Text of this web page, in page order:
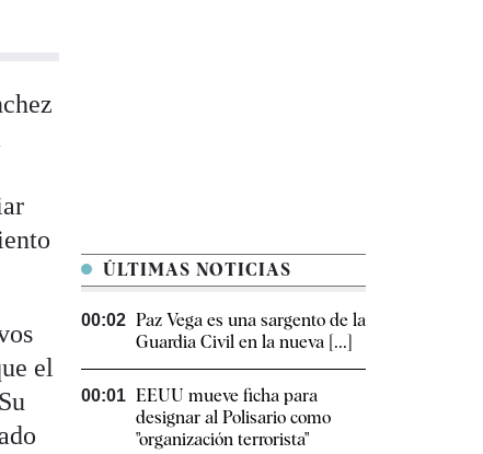
el
ÚLTIMAS NOTICIAS
00:02 Paz Vega es una sargento de la
Guardia Civil en la nueva [...]
00:01 EEUU mueve ficha para
designar al Polisario como
"organización terrorista"